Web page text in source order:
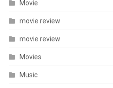
Movie
movie review
movie review
Movies
Music